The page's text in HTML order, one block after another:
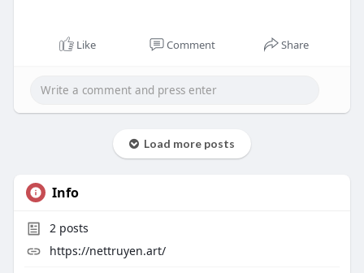
Like Comment Share
Load more posts
Info
2posts
https://nettruyen.art/